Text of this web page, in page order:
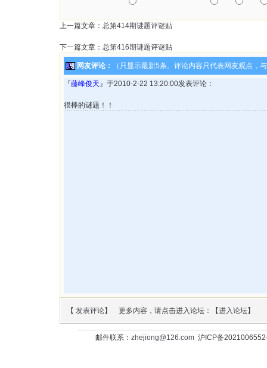
上一篇文章： 总第414期谜题评谜贴
下一篇文章： 总第416期谜题评谜贴
网友评论： （只显示最新5条。评论内容只代表网友观点，
『藤峰俊天』于2010-2-22 13:20:00发表评论：
很棒的谜题！！
【 发表评论】 更多内容，请点击进入论坛：【进入论坛】
邮件联系： zhejiong@126.com沪ICP备